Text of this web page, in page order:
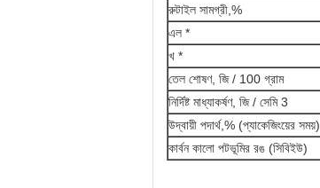
রুটাইল সামগ্রী,%
এল *
খ *
তেল শোষণ, জি / 100 গ্রাম
নির্দিষ্ট মাধ্যাকর্ষণ, জি / সেমি 3
উদ্বায়ী পদার্থ,% (প্যাকেজিংয়ের সময়)
কার্বন কালো পটভূমির রঙ (সিবিইউ)